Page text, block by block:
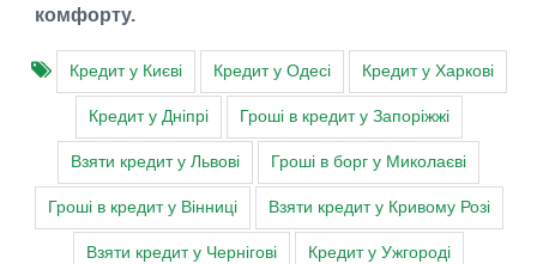
комфорту.
Кредит у Києві Кредит у Одесі Кредит у Харкові
Кредит у Дніпрі Гроші в кредит у Запоріжжі
Взяти кредит у Львові Гроші в борг у Миколаєві
Гроші в кредит у Вінниці Взяти кредит у Кривому Розі
Взяти кредит у Чернігові Кредит у Ужгороді